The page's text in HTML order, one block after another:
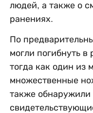
людей, а также о
ранениях.
По
могли погибнуть в
тогда как один из
множественные
также